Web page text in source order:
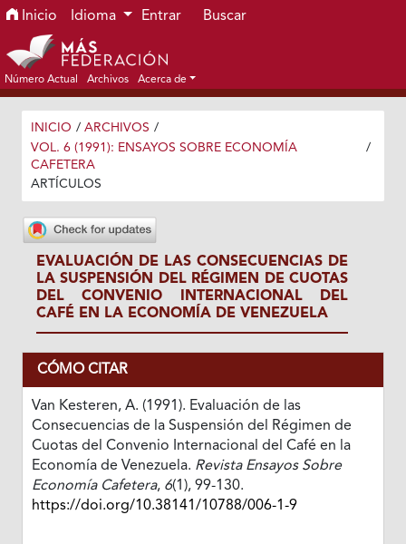
Ir al menú de navegación principal
Ir al contenido principal
Ir al pie de página del sitio
Inicio Idioma Entrar Buscar
Número Actual Archivos Acerca de
INICIO / ARCHIVOS /
VOL. 6 (1991): ENSAYOS SOBRE ECONOMÍA
CAFETERA
/
ARTÍCULOS
EVALUACIÓN DE LAS CONSECUENCIAS DE
LA SUSPENSIÓN DEL RÉGIMEN DE CUOTAS
DEL CONVENIO INTERNACIONAL DEL
CAFÉ EN LA ECONOMÍA DE VENEZUELA
CÓMO CITAR
Van Kesteren, A. (1991). Evaluación de las
Consecuencias de la Suspensión del Régimen de
Cuotas del Convenio Internacional del Café en la
Economía de Venezuela. Revista Ensayos Sobre
Economía Cafetera, 6(1), 99-130.
https://doi.org/10.38141/10788/006-1-9